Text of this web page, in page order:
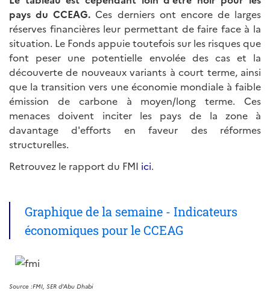
pays du CCEAG. Ces derniers ont encore de larges
réserves financières leur permettant de faire face à la
situation. Le Fonds appuie toutefois sur les risques que
font peser une potentielle envolée des cas et la
découverte de nouveaux variants à court terme, ainsi
que la transition vers une économie mondiale à faible
émission de carbone à moyen/long terme. Ces
menaces doivent inciter les pays de la zone à
davantage d'efforts en faveur des réformes
structurelles.
Retrouvez le rapport du FMI ici.
Graphique de la semaine - Indicateurs
économiques pour le CCEAG
Source :FMI, SER d'Abu Dhabi